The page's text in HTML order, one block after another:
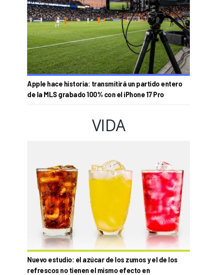
Apple hace historia: transmitirá un partido entero
de la MLS grabado 100% con el iPhone 17 Pro
VIDA
Nuevo estudio: el azúcar de los zumos y el de los
refrescos no tienen el mismo efecto en